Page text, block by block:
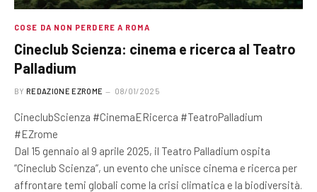
COSE DA NON PERDERE A ROMA
Cineclub Scienza: cinema e ricerca al Teatro
Palladium
BY REDAZIONE EZROME 08/01/2025
CineclubScienza #CinemaERicerca #TeatroPalladium
#EZrome
Dal 15 gennaio al 9 aprile 2025, il Teatro Palladium ospita
“Cineclub Scienza”, un evento che unisce cinema e ricerca per
affrontare temi globali come la crisi climatica e la biodiversità.